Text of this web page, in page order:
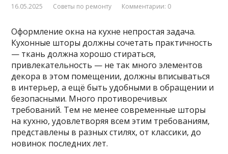
16.05.2025 Советы по ремонту Комментарии: 0
Оформление окна на кухне непростая задача.
Кухонные шторы должны сочетать практичность
— ткань должна хорошо стираться,
привлекательность — не так много элементов
декора в этом помещении, должны вписываться
в интерьер, а ещё быть удобными в обращении и
безопасными. Много противоречивых
требований. Тем не менее современные шторы
на кухню, удовлетворяя всем этим требованиям,
представлены в разных стилях, от классики, до
новинок последних лет.